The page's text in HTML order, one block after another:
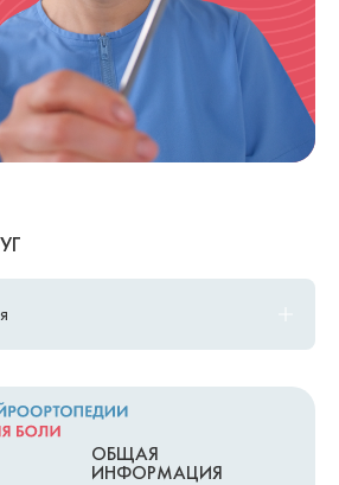
на 4 индивидуальных занятия,
занятие ЛФК, Велижанин
ОБЩАЯ
ИНФОРМАЦИЯ